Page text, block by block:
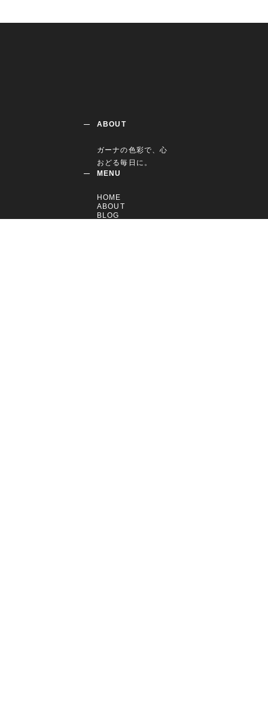
ABOUT
ガーナの色彩で、心
おどる毎日に。
MENU
HOME
ABOUT
BLOG